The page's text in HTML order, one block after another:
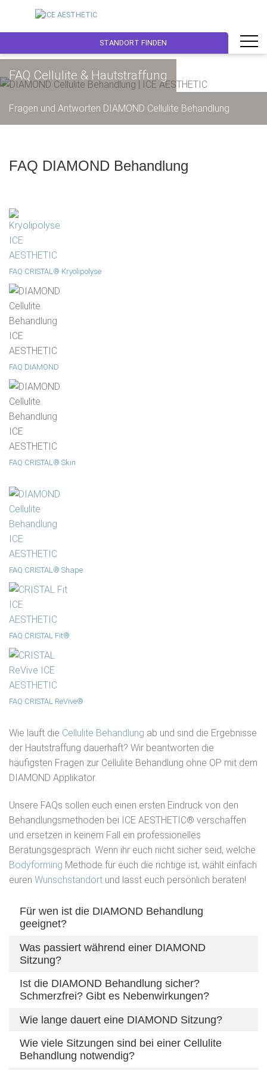
STANDORT FINDEN
FAQ Cellulite & Hautstraffung
Fragen und Antworten DIAMOND Cellulite Behandlung
FAQ DIAMOND Behandlung
FAQ CRISTAL® Kryolipolyse
FAQ DIAMOND
FAQ CRISTAL® Skin
FAQ CRISTAL® Shape
FAQ CRISTAL Fit®
FAQ CRISTAL ReVive®
Wie läuft die Cellulite Behandlung ab und sind die Ergebnisse
der Hautstraffung dauerhaft? Wir beantworten die
häufigsten Fragen zur Cellulite Behandlung ohne OP mit dem
DIAMOND Applikator.
Unsere FAQs sollen euch einen ersten Eindruck von den
Behandlungsmethoden bei ICE AESTHETIC® verschaffen
und ersetzen in keinem Fall ein professionelles
Beratungsgespräch. Wenn ihr euch nicht sicher seid, welche
Bodyforming Methode für euch die richtige ist, wählt einfach
euren Wunschstandort und lasst euch persönlich beraten!
Für wen ist die DIAMOND Behandlung
geeignet?
Die DIAMOND Behandlung ist für jeden geeignet, der
sich straffere Haut an Bauch, Beinen oder Armen
wünscht. Mit dem DIAMOND Applikator können
außerdem auch Dehnungsstreifen behandelt werden.
Was passiert während einer DIAMOND
Sitzung?
Zuerst wird das DIAMOND Öl an der zu behandelnden
Stelle aufgetragen. Dann wird der Applikator auf der
Haut platziert und die Behandlung beginnt. Die Haut wird
Lymphdrainage erfolgt. Zu Beginn ist ein leichter Druck
sowie ein Wärmegefühl spürbar.
Ist die DIAMOND Behandlung sicher?
Schmerzfrei? Gibt es Nebenwirkungen?
Die DIAMOND Behandlung ist nicht invasiv, schmerzfrei
und vollkommen sicher. Leichte Nebenwirkungen
schließen Rötung und kleine Blutergüsse ein. Diese
Wie lange dauert eine DIAMOND Sitzung?
Im Durchschnitt dauert eine DIAMOND Sitzung 20 bis
30 min. pro Körperpartie. Ergebnisse sind nach bereits
Wie viele Sitzungen sind bei einer Cellulite
Behandlung notwendig?